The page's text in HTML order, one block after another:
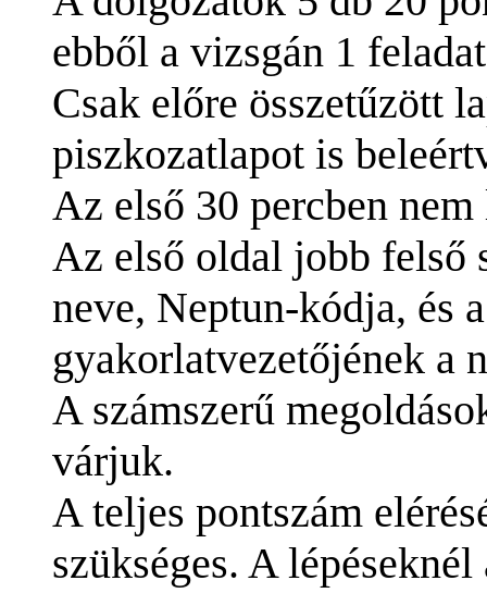
ebből a vizsgán 1
Csak előre összetűzött
piszkozatlapot is
Az első 30 percben
Az első oldal jobb felső
neve, Neptun-kódja, és
gyakorlatvezetőjének a
A számszerű
várjuk.
A teljes pontszám
szükséges. A